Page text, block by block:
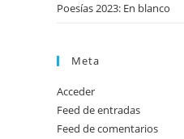
Poesías 2023: En blanco
Meta
Acceder
Feed de entradas
Feed de comentarios